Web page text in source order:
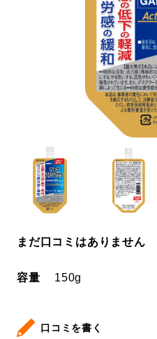
まだ口コミはありません
容量 150g
口コミを書く